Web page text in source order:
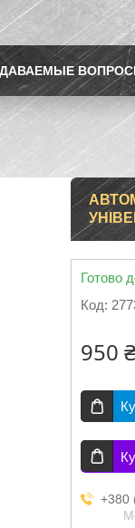
Готово
Код:
950 ₴
+380